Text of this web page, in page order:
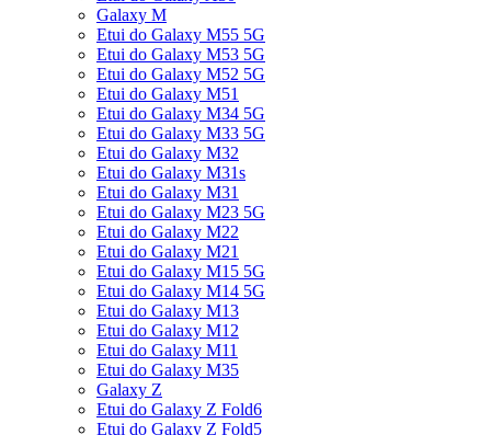
Galaxy M
Etui do Galaxy M55 5G
Etui do Galaxy M53 5G
Etui do Galaxy M52 5G
Etui do Galaxy M51
Etui do Galaxy M34 5G
Etui do Galaxy M33 5G
Etui do Galaxy M32
Etui do Galaxy M31s
Etui do Galaxy M31
Etui do Galaxy M23 5G
Etui do Galaxy M22
Etui do Galaxy M21
Etui do Galaxy M15 5G
Etui do Galaxy M14 5G
Etui do Galaxy M13
Etui do Galaxy M12
Etui do Galaxy M11
Etui do Galaxy M35
Galaxy Z
Etui do Galaxy Z Fold6
Etui do Galaxy Z Fold5